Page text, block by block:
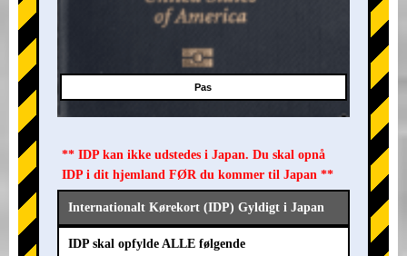
Pas
** IDP kan ikke udstedes i Japan. Du skal opnå
IDP i dit hjemland FØR du kommer til Japan **
Internationalt Kørekort (IDP) Gyldigt i Japan
IDP skal opfylde ALLE følgende